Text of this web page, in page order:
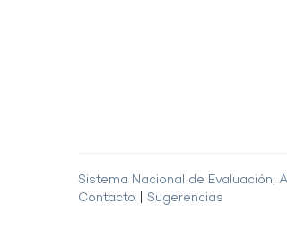
Sistema Nacional de Evaluación,
Contacto
Sugerencias